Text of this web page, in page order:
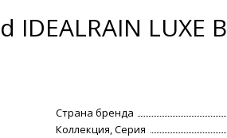
LUXE
Страна бренда
Коллекция, Серия